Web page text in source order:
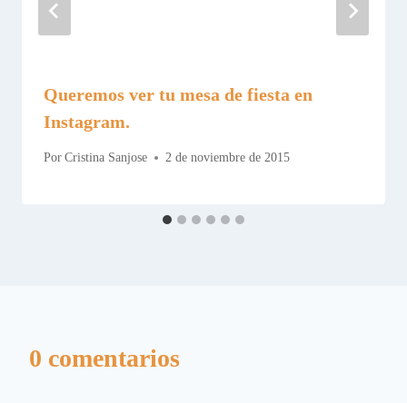
Queremos ver tu mesa de fiesta en
Instagram.
Por Cristina Sanjose 2 de noviembre de 2015
0 comentarios